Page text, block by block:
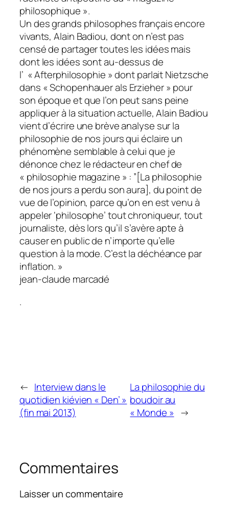
philosophique ».
Un des grands philosophes français encore
vivants, Alain Badiou, dont on n’est pas
censé de partager toutes les idées mais
dont les idées sont au-dessus de
l’ « Afterphilosophie » dont parlait Nietzsche
dans « Schopenhauer als Erzieher » pour
son époque et que l’on peut sans peine
appliquer à la situation actuelle, Alain Badiou
vient d’écrire une brève analyse sur la
philosophie de nos jours qui éclaire un
phénomène semblable à celui que je
dénonce chez le rédacteur en chef de
« philosophie magazine » : ”[La philosophie
de nos jours a perdu son aura], du point de
vue de l’opinion, parce qu’on en est venu à
appeler ‘philosophe’ tout chroniqueur, tout
journaliste, dès lors qu’il s’avère apte à
causer en public de n’importe qu’elle
question à la mode. C’est la déchéance par
inflation. »
jean-claude marcadé
.
← Interview dans le
quotidien kiévien « Den’ »
(fin mai 2013)
La philosophie du
boudoir au
« Monde » →
Commentaires
Laisser un commentaire